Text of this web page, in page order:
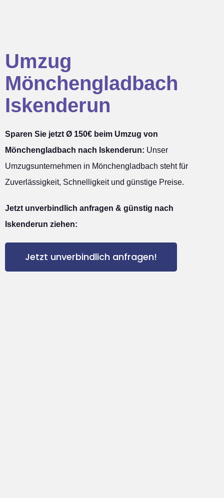
Umzug
Mönchengladbach
Iskenderun
Sparen Sie jetzt Ø 150€ beim Umzug von
Mönchengladbach nach Iskenderun: Unser
Umzugsunternehmen in Mönchengladbach steht für
Zuverlässigkeit, Schnelligkeit und günstige Preise.
Jetzt unverbindlich anfragen & günstig nach
Iskenderun ziehen:
Jetzt unverbindlich anfragen!